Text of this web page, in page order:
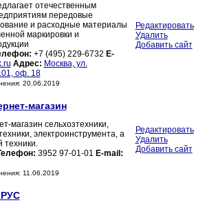
отечественным
передовые
и расходные материалы
маркировки и
+7 (495) 229-6732 E-
Адрес: Москва, ул.
оф. 18
20.06.2019
Редактировать
Удалить
Добавить сайт
магазин
магазин сельхозтехники,
электроинструмента, а
техники.
3952 97-01-01 E-mail:
11.06.2019
Редактировать
Удалить
Добавить сайт